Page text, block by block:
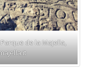
de la Majella,